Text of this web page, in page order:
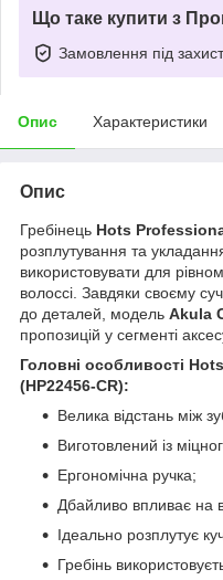
Що таке купити з
Замовлення під
Опис Характеристики
Опис
Гребінець Hots
розплутування та
використовувати для
волоссі. Завдяки своєму
до деталей, модель Akula
пропозицій у сегменті
Головні особливості
(HP22456-CR):
Велика відстань між
Виготовлений із
Ергономічна ручка;
Дбайливо впливає на
Ідеально розплутує
Гребінь